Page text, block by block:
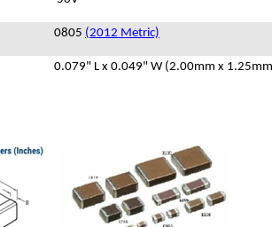
0805 (2012 Metric)
0.079" L x 0.049" W (2.00mm x